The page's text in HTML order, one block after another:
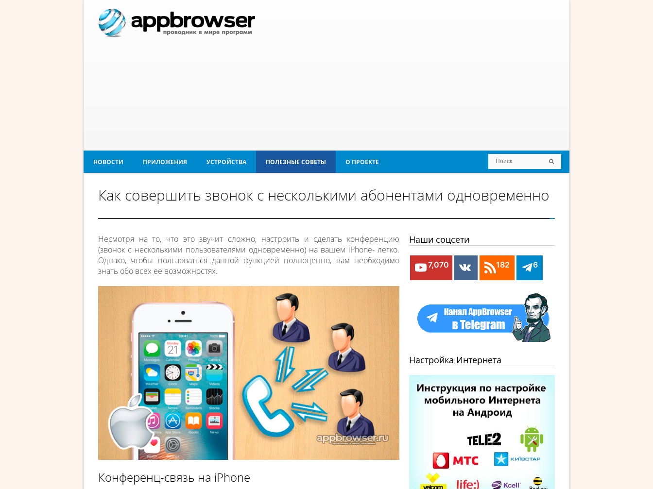
НОВОСТИ ПРИЛОЖЕНИЯ УСТРОЙСТВА ПОЛЕЗНЫЕ СОВЕТЫ О ПРОЕКТЕ
Как совершить звонок с несколькими абонентами одновременно
Несмотря на то, что это звучит сложно, настроить и сделать конференцию
(звонок с несколькими пользователями одновременно) на вашем iPhone- легко.
Однако, чтобы пользоваться данной функцией полноценно, вам необходимо
знать обо всех ее возможностях.
Конференц-связь на iPhone
Наши соцсети
7,070 182 6
Настройка Интернета